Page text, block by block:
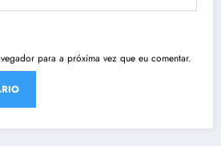
para a próxima vez que eu comentar.